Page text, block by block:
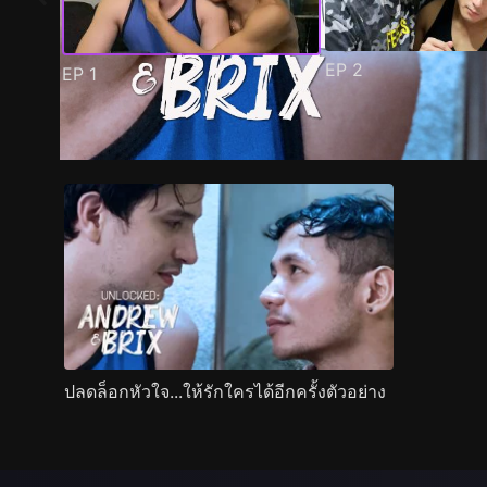
EP 1 EP2
ตัวอย่าง ภาพนิ่ง เนื้อหาที่แนะนำ รายละเอียด
ปลดล็อกหัวใจ...ให้รักใครได้อีกครั้งตัวอย่าง